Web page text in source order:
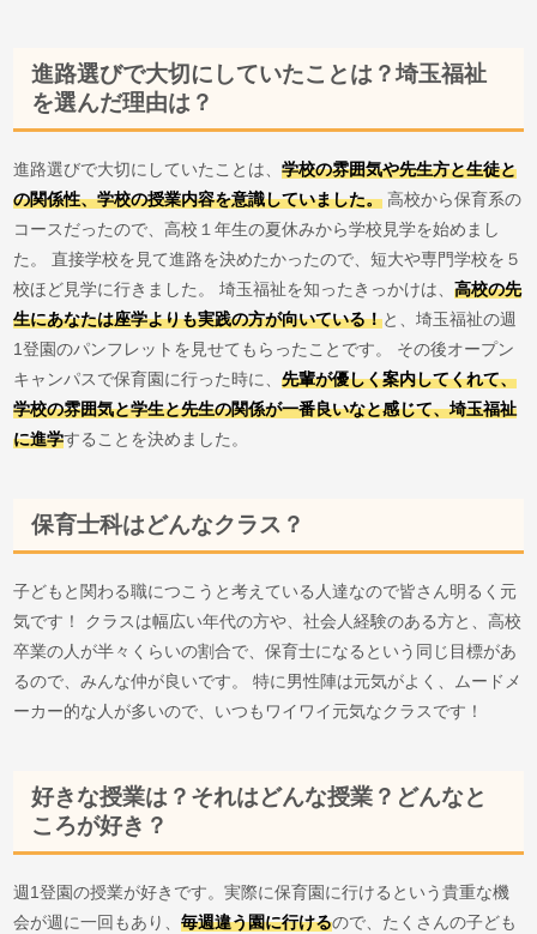
進路選びで大切にしていたことは？埼玉福祉
を選んだ理由は？
進路選びで大切にしていたことは、学校の雰囲気や先生方と生徒と
の関係性、学校の授業内容を意識していました。 高校から保育系の
コースだったので、高校１年生の夏休みから学校見学を始めまし
た。 直接学校を見て進路を決めたかったので、短大や専門学校を５
校ほど見学に行きました。 埼玉福祉を知ったきっかけは、高校の先
生にあなたは座学よりも実践の方が向いている！と、埼玉福祉の週
1登園のパンフレットを見せてもらったことです。 その後オープン
キャンパスで保育園に行った時に、先輩が優しく案内してくれて、
学校の雰囲気と学生と先生の関係が一番良いなと感じて、埼玉福祉
に進学することを決めました。
保育士科はどんなクラス？
子どもと関わる職につこうと考えている人達なので皆さん明るく元
気です！ クラスは幅広い年代の方や、社会人経験のある方と、高校
卒業の人が半々くらいの割合で、保育士になるという同じ目標があ
るので、みんな仲が良いです。 特に男性陣は元気がよく、ムードメ
ーカー的な人が多いので、いつもワイワイ元気なクラスです！
好きな授業は？それはどんな授業？どんなと
ころが好き？
週1登園の授業が好きです。実際に保育園に行けるという貴重な機
会が週に一回もあり、毎週違う園に行けるので、たくさんの子ども